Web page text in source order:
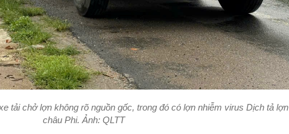
tải chở lợn không rõ nguồn gốc, trong đó có lợn nhiễm virus Dịch tả lợn
châu Phi. Ảnh: QLTT